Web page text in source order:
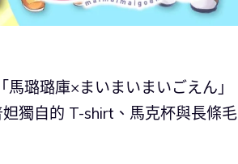
璐璐庫×まいまいまいごえん」
獨自的 T-shirt、馬克杯與長條毛